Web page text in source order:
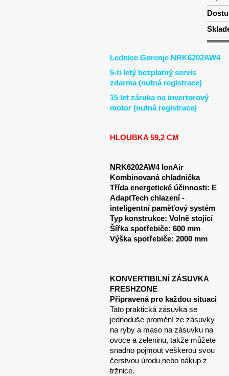
Lednice Gorenje NRK6202AW4
5-ti letý bezplatný servis
zdarma (nutná registrace)
15 let záruka na invertorový
motor (nutná registrace)
HLOUBKA 59,2 CM
NRK6202AW4 IonAir
Kombinovaná chladnička
Třída energetické účinnosti: E
AdaptTech chlazení -
inteligentní paměťový systém
Typ konstrukce: Volně stojící
Šířka spotřebiče: 600 mm
Výška spotřebiče: 2000 mm
KONVERTIBILNÍ ZÁSUVKA
FRESHZONE
Připravená pro každou situaci
Tato praktická zásuvka se
jednoduše promění ze zásuvky
na ryby a maso na zásuvku na
ovoce a zeleninu, takže můžete
snadno pojmout veškerou svou
čerstvou úrodu nebo nákup z
tržnice.